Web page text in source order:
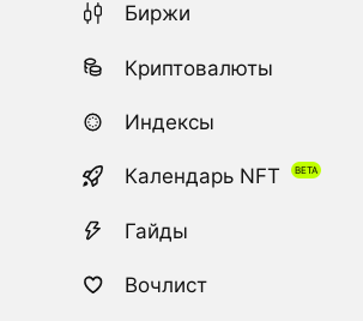
Биржи
Криптовалюты
Индексы
Календарь NFT
Гайды
Вочлист